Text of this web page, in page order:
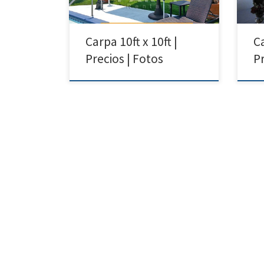
Nuys|Arleta|SunValley|Pacoima|NorthH
ollywood|SanFernando|Sylmar
Carpa 10ft x 10ft |
Precios | Fotos
De